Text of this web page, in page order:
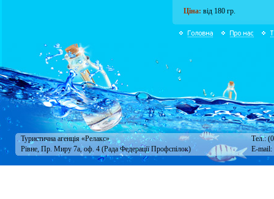
Ціна: від 180 гр.
Туристична агенція «Релакс»
Тел.:
Рівне, Пр. Миру 7а, оф. 4 (Рада Федерації Профспілок)
E-mail: